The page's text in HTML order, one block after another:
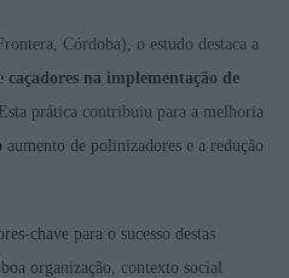
Córdoba), o estudo destaca a
na implementação de
prática contribuiu para a melhoria
de polinizadores e a redução
chave para o sucesso destas
organização, contexto social